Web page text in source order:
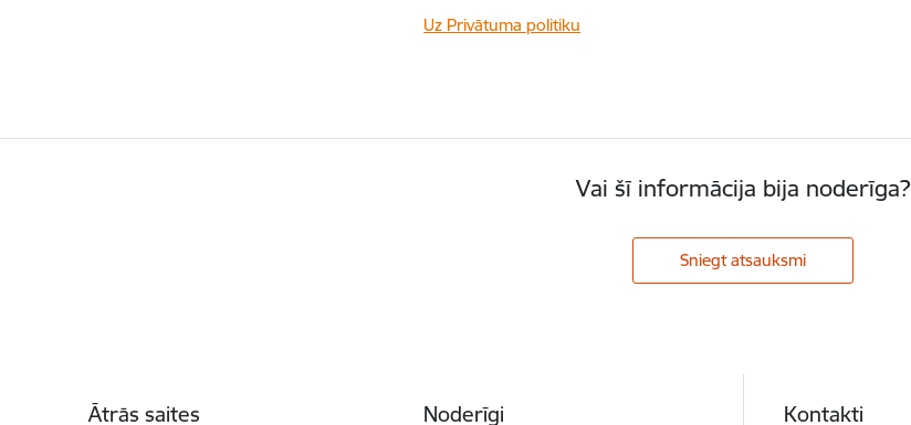
Uz Privātuma politiku
Vai šī informācija bija noderīga?
Sniegt atsauksmi
Ātrās saites Noderīgi Kontakti